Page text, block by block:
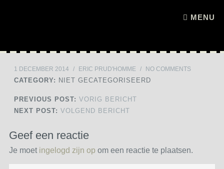
MENU
1 DECEMBER 2014 / ERIC PRUD'HOMME / NO COMMENTS
CATEGORY: NIET GECATEGORISEERD
PREVIOUS POST: VORIG BERICHT
NEXT POST: VOLGEND BERICHT
Geef een reactie
Je moet ingelogd zijn op om een reactie te plaatsen.